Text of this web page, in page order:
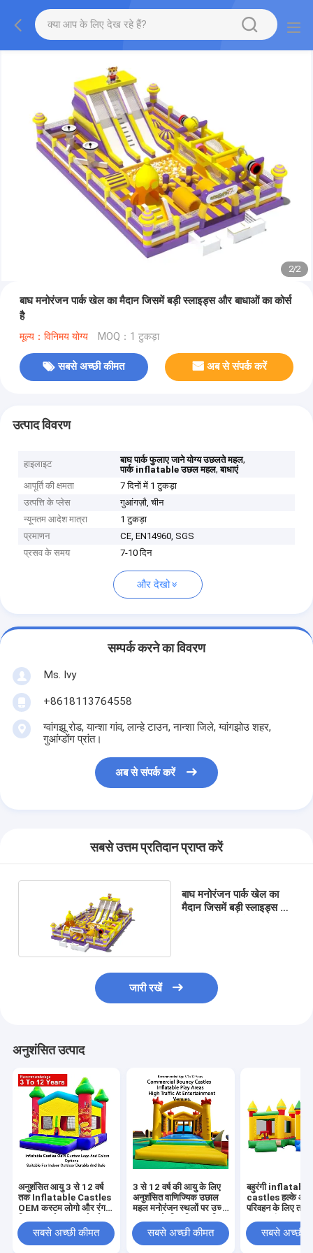
2/2
बाघ मनोरंजन पार्क खेल का मैदान जिसमें बड़ी स्लाइड्स और बाधाओं का कोर्स
है
मूल्य：विनिमय योग्य MOQ：1 टुकड़ा
सबसे अच्छी कीमत अब से संपर्क करें
उत्पाद विवरण
हाइलाइट बाघ पार्क फुलाए जाने योग्य उछलते महल,
पार्क inflatable उछल महल,बाधाएं
आपूर्ति की क्षमता
7 दिनों में 1 टुकड़ा
उत्पत्ति के प्लेस
गुआंगज़ौ, चीन
न्यूनतम आदेश मात्रा
1 टुकड़ा
प्रमाणन
CE, EN14960, SGS
प्रसव के समय
7-10 दिन
और देखो
सम्पर्क करने का विवरण
Ms. Ivy
+8618113764558
ग्वांगझू रोड, यान्शा गांव, लान्हे टाउन, नान्शा जिले, ग्वांगझोउ शहर,
गुआंग्डोंग प्रांत।
अब से संपर्क करें
सबसे उत्तम प्रतिदान प्राप्त करें
बाघ मनोरंजन पार्क खेल का
मैदान जिसमें बड़ी स्लाइड्स और
जारी रखें
अनुशंसित उत्पाद
अनुशंसित आयु 3 से 12 वर्ष
तक Inflatable Castles
OEM कस्टम लोगो और रंग
लिए उपयुक्त टिकाऊ और
सुरक्षित
सबसे अच्छी कीमत
3 से 12 वर्ष की आयु के लिए
अनुशंसित वाणिज्यिक उछाल
महल मनोरंजन स्थलों पर उच्च
गए inflatable खेल क्षेत्र
सबसे अच्छी कीमत
बहुरंगी inflatable
castles हल्के और
परिवहन के लिए तह
के साथ घटनाओं और
के लिए आदर्श
सबसे अच्छी